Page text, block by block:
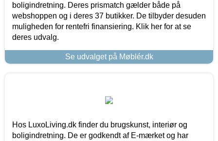
boligindretning. Deres prismatch gælder både på
webshoppen og i deres 37 butikker. De tilbyder desuden
muligheden for rentefri finansiering. Klik her for at se
deres udvalg.
Se udvalget på Møblér.dk
Hos LuxoLiving.dk finder du brugskunst, interiør og
boligindretning. De er godkendt af E-mærket og har